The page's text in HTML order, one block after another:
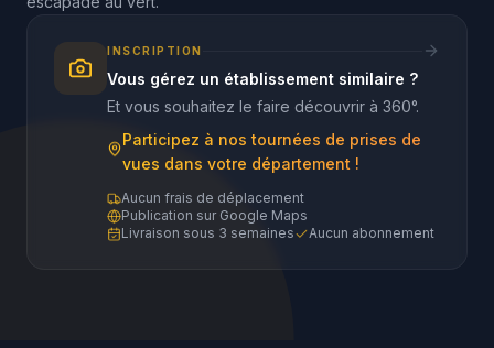
INSCRIPTION
Vous gérez un établissement similaire ?
Et vous souhaitez le faire découvrir à 360°.
Participez à nos tournées de prises de
vues dans votre département !
Aucun frais de déplacement
Publication sur Google Maps
Livraison sous 3 semaines
Aucun abonnement